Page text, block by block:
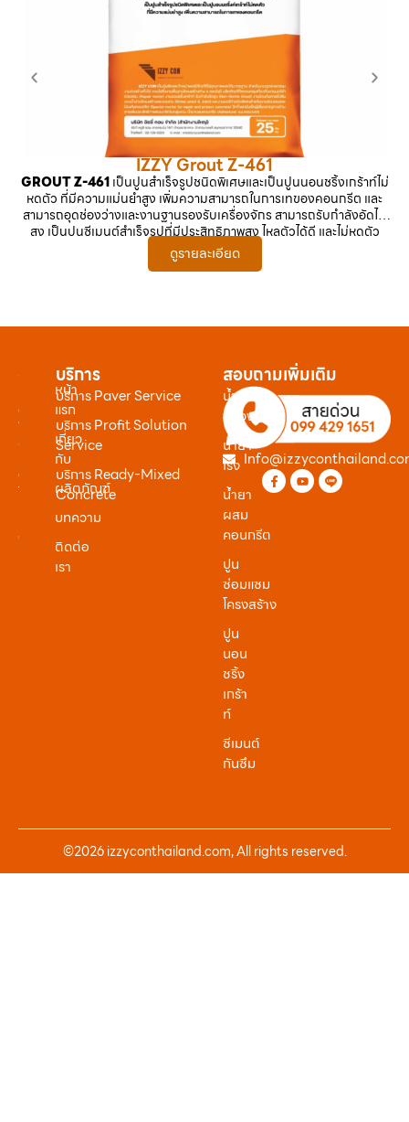
IZZY Grout Z-461
GROUT Z-461เป็นปูนสำเร็จรูปชนิดพิเศษและเป็นปูนนอนชริ้งเกร้าท์ไม่
หดตัว ที่มีความแม่นยำสูง เพิ่มความสามารถในการเทของคอนกรีต และ
สามารถอุดช่องว่างและงานฐานรองรับเครื่องจักร สามารถรับกำลังอัดได้
สูง เป็นปูนซีเมนต์สำเร็จรูปที่มีประสิทธิภาพสูง ไหลตัวได้ดี และไม่หดตัว
ดูรายละเอียด
บริษัท
อิซ
ซี่
คอน
จำกัด
45/1
9
ต.ราชา
อ.บางพลี
จ.สมุทรปราการ
10540
จันทร์
Menu
หน้า
แรก
เกี่ยว
กับ
ผลิตภัณฑ์
บทความ
ติดต่อ
เรา
บริการ
บริการ Paver Service
บริการ Profit Solution
Service
บริการ Ready-Mixed
Concrete
ผลิตภัณฑ์
น้ำยา
หน่วง
น้ำยา
เร่ง
น้ำยา
ผสม
คอนกรีต
ปูน
ซ่อมแซม
โครงสร้าง
ปูน
นอน
ชริ้ง
เกร้า
ท์
ซีเมนต์
กันซึม
สอบถามเพิ่มเติม
©2026 izzyconthailand.com, All rights reserved.